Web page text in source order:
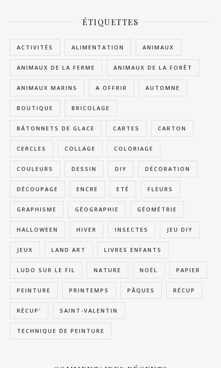
ÉTIQUETTES
ACTIVITÉS ALIMENTATION ANIMAUX
ANIMAUX DE LA FERME ANIMAUX DE LA FORÊT
ANIMAUX MARINS A OFFRIR AUTOMNE
BOUTIQUE BRICOLAGE
BÂTONNETS DE GLACE CARTES CARTON
CERCLES COLLAGE COLORIAGE
COULEURS DESSIN DIY DÉCORATION
DÉCOUPAGE ENCRE ETÉ FLEURS
GRAPHISME GÉOGRAPHIE GÉOMÉTRIE
HALLOWEEN HIVER INSECTES JEU DIY
JEUX LAND ART LIVRES ENFANTS
LUDO SUR LE FIL NATURE NOËL PAPIER
PEINTURE PRINTEMPS PÂQUES RÉCUP
RÉCUP' SAINT-VALENTIN
TECHNIQUE DE PEINTURE